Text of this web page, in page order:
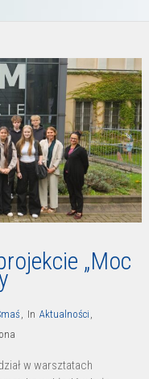
„Moc
In Aktualności
w warsztatach